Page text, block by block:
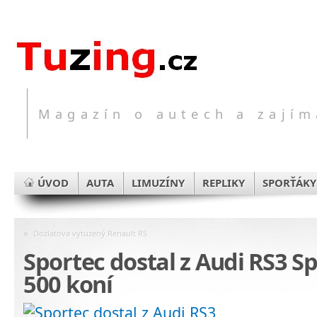
Magazín o autech a
ÚVOD AUTA LIMUZÍNY REPLIKY SPORŤÁKY
« Dozlatova vytuzený Renault R5
Sportec dostal z Audi RS3
500 koní